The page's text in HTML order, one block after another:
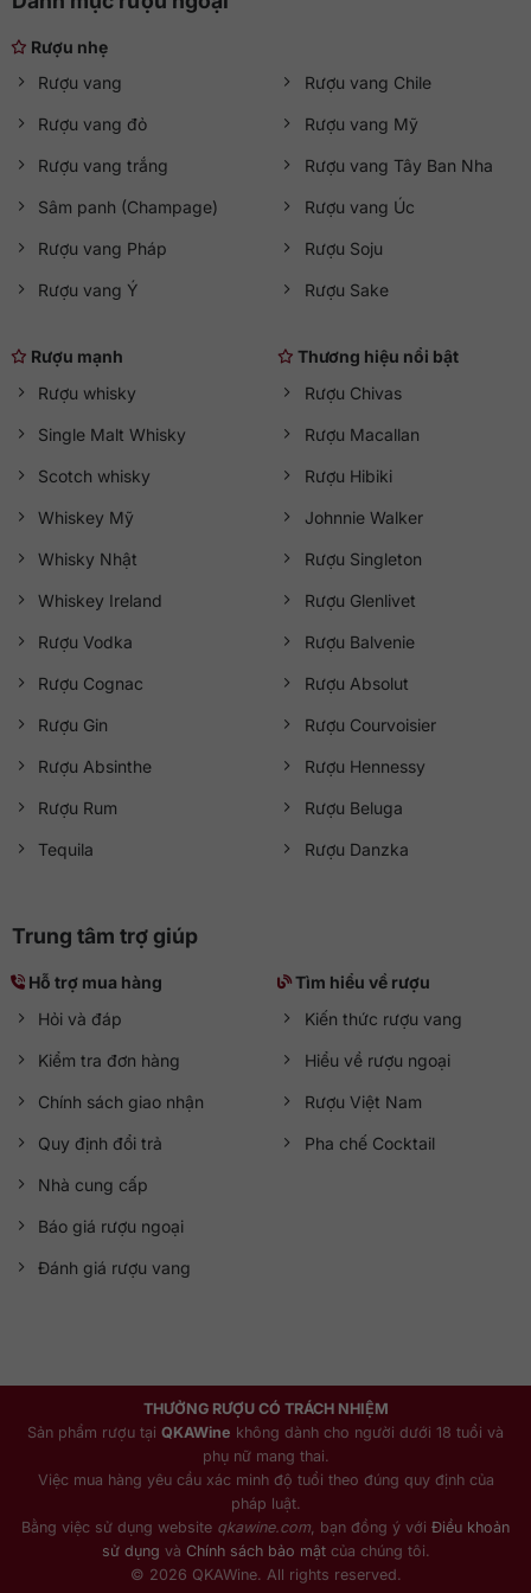
Rượu nhẹ
Rượu vang
Rượu vang đỏ
Rượu vang trắng
Sâm panh (Champage)
Rượu vang Pháp
Rượu vang Ý
Rượu vang Chile
Rượu vang Mỹ
Rượu vang Tây Ban Nha
Rượu vang Úc
Rượu Soju
Rượu Sake
Rượu mạnh
Rượu whisky
Single Malt Whisky
Scotch whisky
Whiskey Mỹ
Whisky Nhật
Whiskey Ireland
Rượu Vodka
Rượu Cognac
Rượu Gin
Rượu Absinthe
Rượu Rum
Tequila
Thương hiệu nổi bật
Rượu Chivas
Rượu Macallan
Rượu Hibiki
Johnnie Walker
Rượu Singleton
Rượu Glenlivet
Rượu Balvenie
Rượu Absolut
Rượu Courvoisier
Rượu Hennessy
Rượu Beluga
Rượu Danzka
Trung tâm trợ giúp
Hỗ trợ mua hàng
Hỏi và đáp
Kiểm tra đơn hàng
Chính sách giao nhận
Quy định đổi trả
Nhà cung cấp
Báo giá rượu ngoại
Đánh giá rượu vang
Tìm hiểu về rượu
Kiến thức rượu vang
Hiểu về rượu ngoại
Rượu Việt Nam
Pha chế Cocktail
THƯỞNG RƯỢU CÓ TRÁCH NHIỆM
Sản phẩm rượu tại QKAWine không dành cho người dưới 18 tuổi và
phụ nữ mang thai.
Việc mua hàng yêu cầu xác minh độ tuổi theo đúng quy định của
pháp luật.
Bằng việc sử dụng website qkawine.com , bạn đồng ý với Điều khoản
sử dụng và Chính sách bảo mậtcủa chúng tôi.
© 2026 QKAWine. All rights reserved.